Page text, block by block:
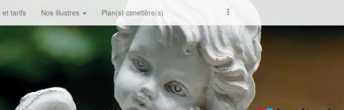
et tarifs Nos illustres Plan(s) cimetière(s)